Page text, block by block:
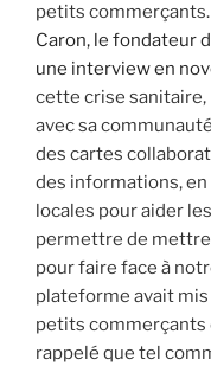
petits commerçants.
Caron, le fondateur
une interview en
cette crise sanitaire,
avec sa
des cartes
des informations,
locales pour aider
permettre de
pour faire face à
plateforme avait
petits commerçants
rappelé que tel